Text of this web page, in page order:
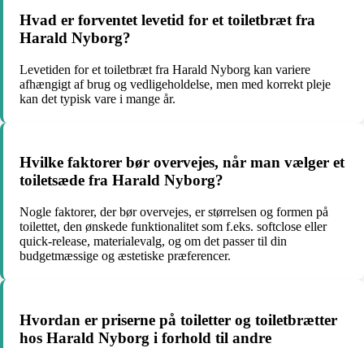
Hvad er forventet levetid for et toiletbræt fra
Harald Nyborg?
Levetiden for et toiletbræt fra Harald Nyborg kan variere
afhængigt af brug og vedligeholdelse, men med korrekt pleje
kan det typisk vare i mange år.
Hvilke faktorer bør overvejes, når man vælger et
toiletsæde fra Harald Nyborg?
Nogle faktorer, der bør overvejes, er størrelsen og formen på
toilettet, den ønskede funktionalitet som f.eks. softclose eller
quick-release, materialevalg, og om det passer til din
budgetmæssige og æstetiske præferencer.
Hvordan er priserne på toiletter og toiletbrætter
hos Harald Nyborg i forhold til andre